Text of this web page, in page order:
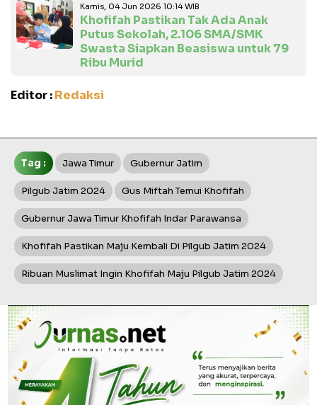
Kamis, 04 Jun 2026 10:14 WIB
Khofifah Pastikan Tak Ada Anak
Putus Sekolah, 2.106 SMA/SMK
Swasta Siapkan Beasiswa untuk 79
Ribu Murid
Editor :Redaksi
Tag : Jawa Timur Gubernur Jatim
Pilgub Jatim 2024 Gus Miftah Temui Khofifah
Gubernur Jawa Timur Khofifah Indar Parawansa
Khofifah Pastikan Maju Kembali Di Pilgub Jatim 2024
Ribuan Muslimat Ingin Khofifah Maju Pilgub Jatim 2024